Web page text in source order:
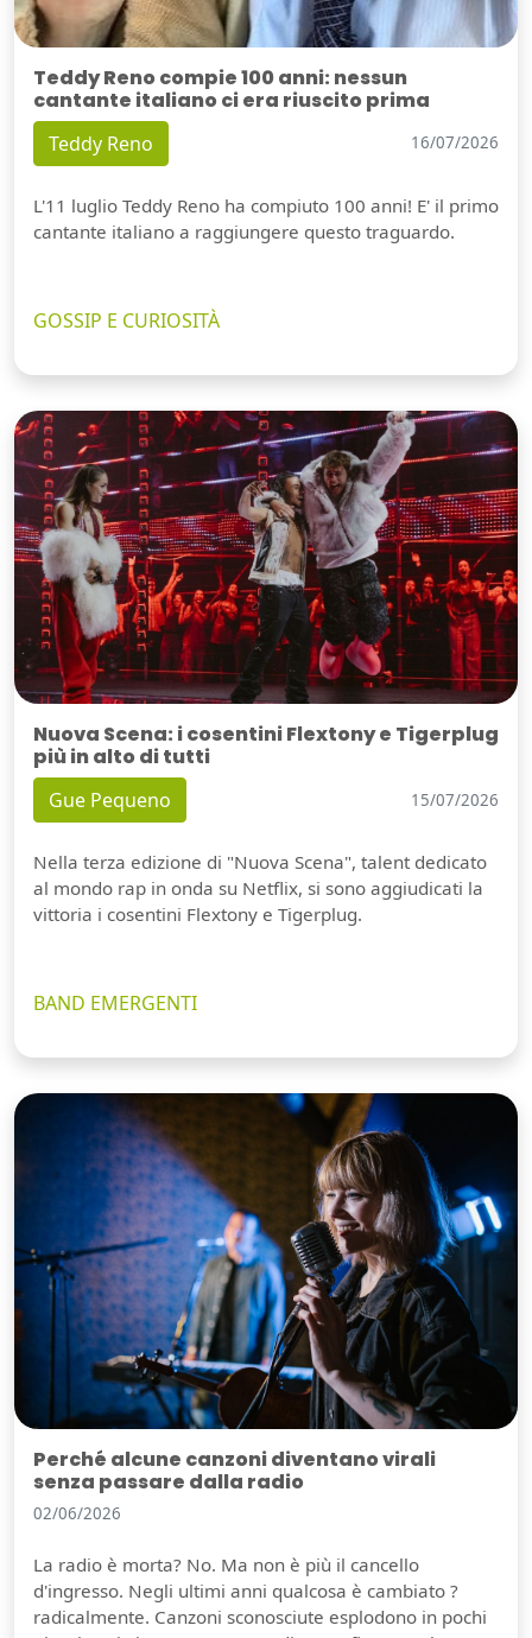
Teddy Reno compie 100 anni: nessun
cantante italiano ci era riuscito prima
Teddy Reno 16/07/2026
L'11 luglio Teddy Reno ha compiuto 100 anni! E' il primo
cantante italiano a raggiungere questo traguardo.
GOSSIP E CURIOSITÀ
Nuova Scena: i cosentini Flextony e Tigerplug
più in alto di tutti
Gue Pequeno 15/07/2026
Nella terza edizione di "Nuova Scena", talent dedicato
al mondo rap in onda su Netflix, si sono aggiudicati la
vittoria i cosentini Flextony e Tigerplug.
BAND EMERGENTI
Perché alcune canzoni diventano virali
senza passare dalla radio
02/06/2026
La radio è morta? No. Ma non è più il cancello
d'ingresso. Negli ultimi anni qualcosa è cambiato ?
radicalmente. Canzoni sconosciute esplodono in pochi